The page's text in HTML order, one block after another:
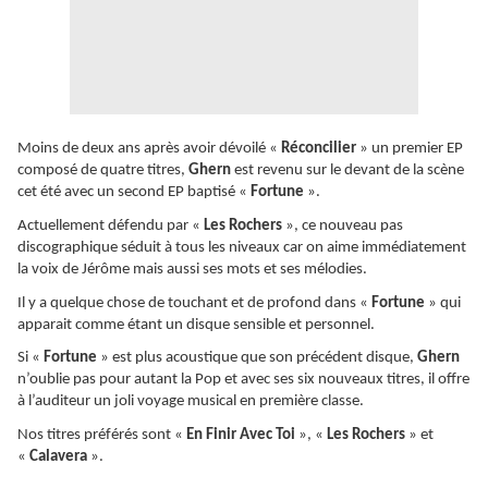
Moins de deux ans après avoir dévoilé « Réconcilier » un premier EP
composé de quatre titres, Ghern est revenu sur le devant de la scène
cet été avec un second EP baptisé « Fortune ».
Actuellement défendu par « Les Rochers », ce nouveau pas
discographique séduit à tous les niveaux car on aime immédiatement
la voix de Jérôme mais aussi ses mots et ses mélodies.
Il y a quelque chose de touchant et de profond dans « Fortune » qui
apparait comme étant un disque sensible et personnel.
Si « Fortune » est plus acoustique que son précédent disque, Ghern
n’oublie pas pour autant la Pop et avec ses six nouveaux titres, il offre
à l’auditeur un joli voyage musical en première classe.
Nos titres préférés sont « En Finir Avec Toi », « Les Rochers » et
« Calavera ».